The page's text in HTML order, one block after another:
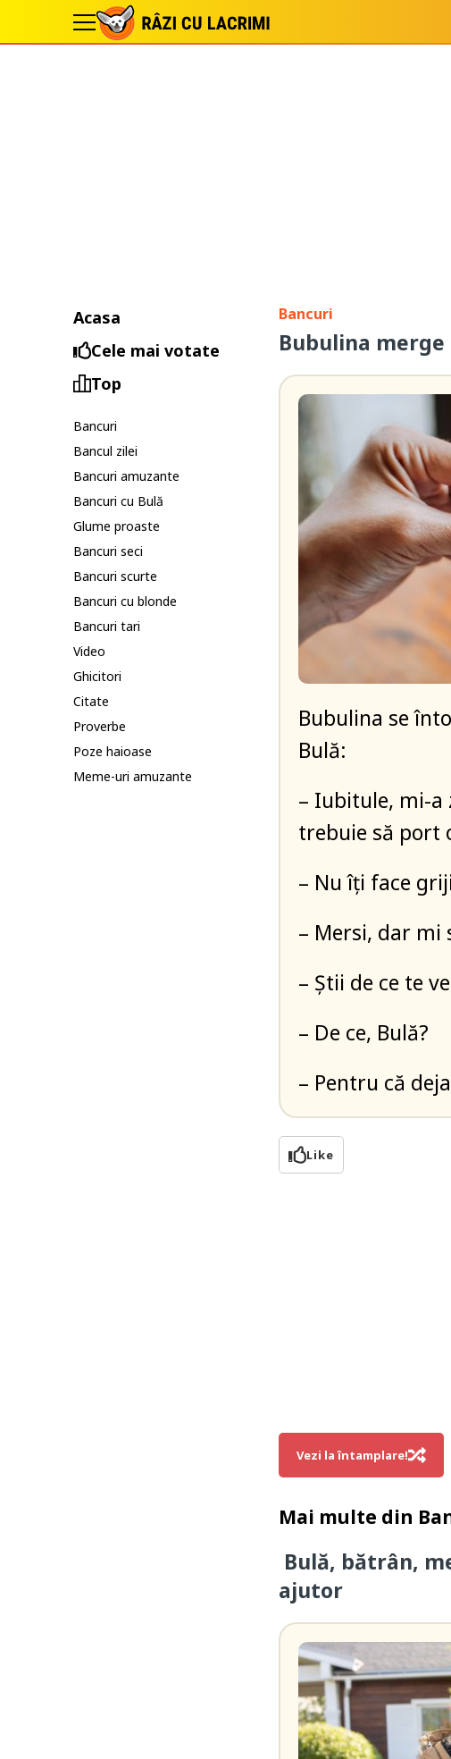
Acasa
Cele mai votate
Top
Bancuri
Bancul zilei
Bancuri amuzante
Bancuri cu Bulă
Glume proaste
Bancuri seci
Bancuri scurte
Bancuri cu blonde
Bancuri tari
Video
Ghicitori
Citate
Proverbe
Poze haioase
Meme-uri amuzante
Bancuri
Bubulina
Bubulina se
Bulă:
– Iubitule, mi-a
trebuie să port
– Nu îți face
– Mersi, dar mi
– Știi de ce te
– De ce, Bulă?
– Pentru că
Like
Vezi la întamplare!
Mai multe din
Bulă, bătrân,
ajutor